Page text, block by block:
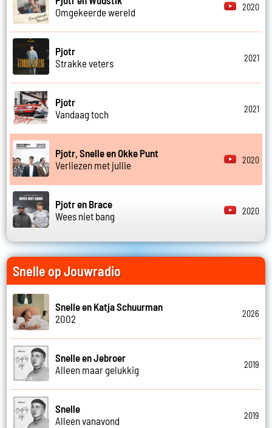
Omgekeerde wereld
2020
Pjotr
Strakke veters
2021
Pjotr
Vandaag toch
2021
Pjotr, Snelle en Okke Punt
Verliezen met jullie
2020
Pjotr en Brace
Wees niet bang
2020
Snelle op Jouwradio
Snelle en Katja Schuurman
2002
2026
Snelle en Jebroer
Alleen maar gelukkig
2019
Snelle
Alleen vanavond
2019